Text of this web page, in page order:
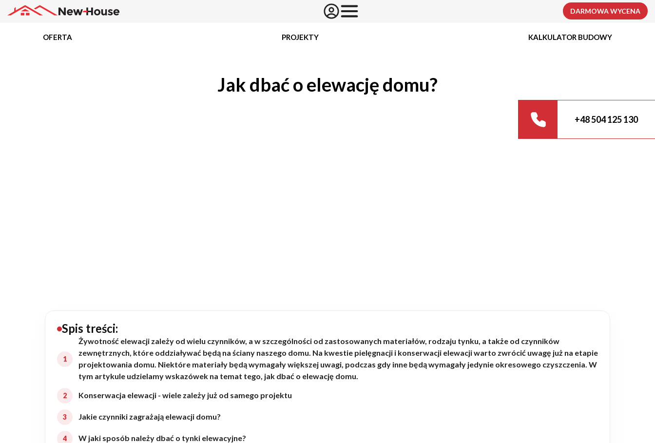
Rezydencje
Rozbudowa
Remonty
Budynki biurowe
DARMOWA WYCENA
OFERTA PROJEKTY KALKULATOR BUDOWY
Jak dbać o elewację domu?
+48 504 125 130
Spis treści:
Żywotność elewacji zależy od wielu czynników, a w szczególności od zastosowanych materiałów, rodzaju tynku, a także od czynników
zewnętrznych, które oddziaływać będą na ściany naszego domu. Na kwestie pielęgnacji i konserwacji elewacji warto zwrócić uwagę już na etapie
projektowania domu. Niektóre materiały będą wymagały większej uwagi, podczas gdy inne będą wymagały jedynie okresowego czyszczenia. W
tym artykule udzielamy wskazówek na temat tego, jak dbać o elewację domu.
Konserwacja elewacji - wiele zależy już od samego projektu
Jakie czynniki zagrażają elewacji domu?
W jaki sposób należy dbać o tynki elewacyjne?